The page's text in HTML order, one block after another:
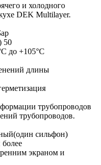
и холодного
DEK Multilayer.
50
до +105°С
длины
трубопроводов
трубопроводов.
сильфон)
экраном и